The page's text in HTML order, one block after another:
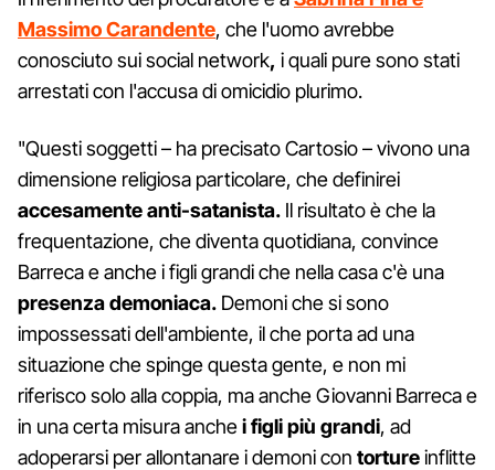
Massimo Carandente, che l'uomo avrebbe
conosciuto sui social network, i quali pure sono stati
arrestati con l'accusa di omicidio plurimo.
"Questi soggetti – ha precisato Cartosio – vivono una
dimensione religiosa particolare, che definirei
accesamente anti-satanista. Il risultato è che la
frequentazione, che diventa quotidiana, convince
Barreca e anche i figli grandi che nella casa c'è una
presenza demoniaca. Demoni che si sono
impossessati dell'ambiente, il che porta ad una
situazione che spinge questa gente, e non mi
riferisco solo alla coppia, ma anche Giovanni Barreca e
in una certa misura anchei figli più grandi, ad
adoperarsi per allontanare i demoni con tortureinflitte